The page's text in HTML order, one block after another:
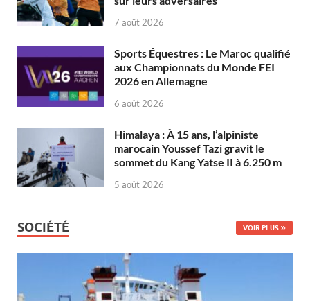
7 août 2026
Sports Équestres : Le Maroc qualifié
aux Championnats du Monde FEI
2026 en Allemagne
6 août 2026
Himalaya : À 15 ans, l’alpiniste
marocain Youssef Tazi gravit le
sommet du Kang Yatse II à 6.250 m
5 août 2026
SOCIÉTÉ VOIR PLUS